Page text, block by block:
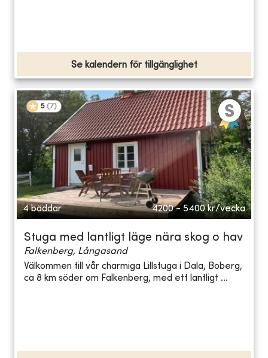
Se kalendern för tillgänglighet
5 (7)
4 bäddar 4200 - 5400 kr/vecka
Stuga med lantligt läge nära skog o hav
Falkenberg, Långasand
Välkommen till vår charmiga Lillstuga i Dala, Boberg,
ca 8 km söder om Falkenberg, med ett lantligt ...